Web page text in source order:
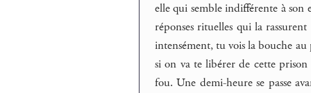
elle qui semble indifférente à son
réponses rituelles qui la
intensément, tu vois la bouche
si on va te libérer de cette
fou. Une demi-heure se passe